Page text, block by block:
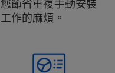
您節省重複手動安裝
工作的麻煩。